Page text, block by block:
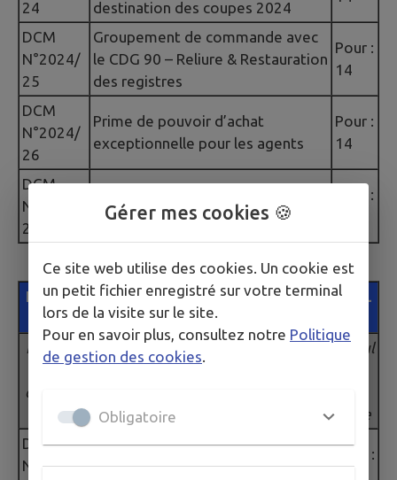
24
destination des coupes 2024
DCM
N°2024/
25
Groupement de commande avec
le CDG 90 – Reliure & Restauration
des registres
Pour :
14
DCM
N°2024/
26
Prime de pouvoir d’achat
exceptionnelle pour les agents
Pour :
14
DCM
N°2024/
27
jeune 2024- 2025
Pour :
LISTE DES DELIBERATIONS CONSEIL MUNICIPAL
DU 03 AVRIL 2024
Numéro
de la
délibéra
tion
Résul
vote
DCM
N°2024/
Pour :
Gérer mes cookies 🍪
Ce site web utilise des cookies. Un cookie est
un petit fichier enregistré sur votre terminal
lors de la visite sur le site.
Pour en savoir plus, consultez notre Politique
de gestion des cookies
Obligatoire